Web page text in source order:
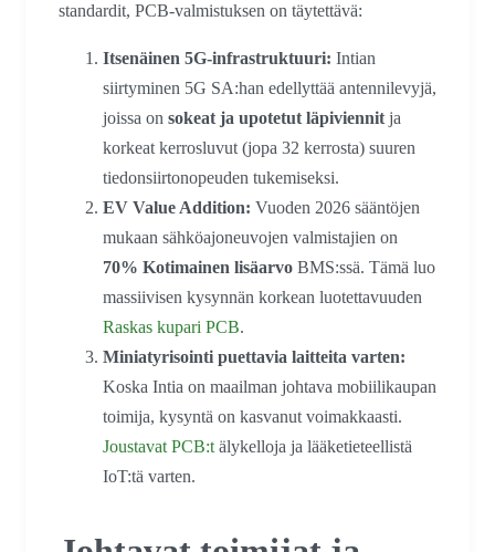
standardit, PCB-valmistuksen on täytettävä:
Itsenäinen 5G-infrastruktuuri: Intian
siirtyminen 5G SA:han edellyttää antennilevyjä,
joissa on sokeat ja upotetut läpiviennit ja
korkeat kerrosluvut (jopa 32 kerrosta) suuren
tiedonsiirtonopeuden tukemiseksi.
EV Value Addition: Vuoden 2026 sääntöjen
mukaan sähköajoneuvojen valmistajien on
70% Kotimainen lisäarvo BMS:ssä. Tämä luo
massiivisen kysynnän korkean luotettavuuden
Raskas kupari PCB.
Miniatyrisointi puettavia laitteita varten:
Koska Intia on maailman johtava mobiilikaupan
toimija, kysyntä on kasvanut voimakkaasti.
Joustavat PCB:t älykelloja ja lääketieteellistä
IoT:tä varten.